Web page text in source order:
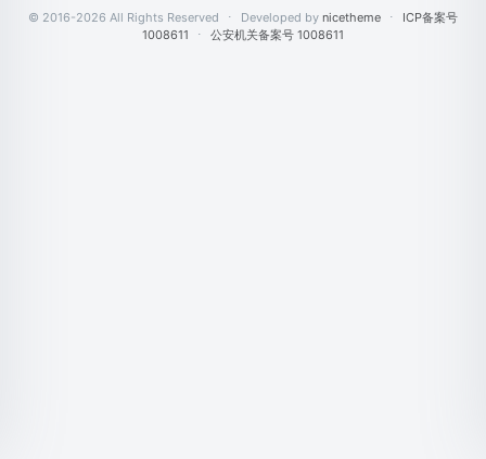
© 2016-2026 All Rights Reserved ⋅ Developed by nicetheme ⋅
ICP备案号
1008611
⋅ 公安机关备案号 1008611